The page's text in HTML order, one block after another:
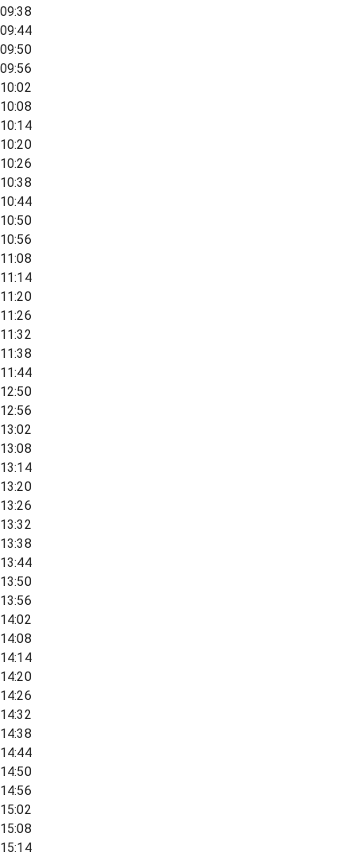
09:38
09:44
09:50
09:56
10:02
10:08
10:14
10:20
10:26
10:38
10:44
10:50
10:56
11:08
11:14
11:20
11:26
11:32
11:38
11:44
12:50
12:56
13:02
13:08
13:14
13:20
13:26
13:32
13:38
13:44
13:50
13:56
14:02
14:08
14:14
14:20
14:26
14:32
14:38
14:44
14:50
14:56
15:02
15:08
15:14